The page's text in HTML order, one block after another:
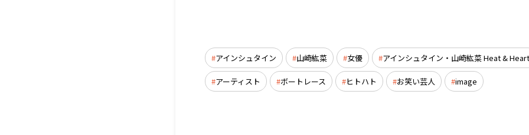
アインシュタイン 山崎紘菜 女優 アインシュタイン・山崎紘菜 Heat &
アーティスト ボートレース ヒトハト お笑い芸人 image